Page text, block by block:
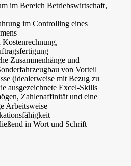
im Bereich Betriebswirtschaft,
im Controlling eines
Zusammenhänge und
von Vorteil
(idealerweise mit Bezug zu
ausgezeichnete Excel-Skills
Zahlenaffinität und eine
Arbeitsweise
in Wort und Schrift